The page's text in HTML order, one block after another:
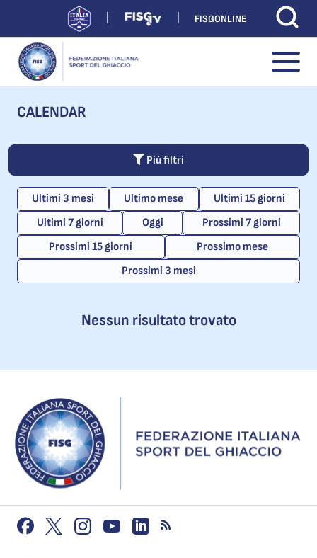
FISGONLINE
CALENDAR
Più filtri
Ultimi 3 mesi Ultimo mese
Ultimi 15 giorni
Ultimi 7 giorni
Oggi
Prossimi 7 giorni
Prossimi 15 giorni
Prossimo mese
Prossimi 3 mesi
Nessun risultato trovato